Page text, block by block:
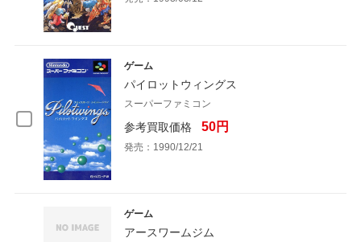
ゲーム
パイロットウィングス
スーパーファミコン
参考買取価格 50円
発売：1990/12/21
ゲーム
アースワームジム